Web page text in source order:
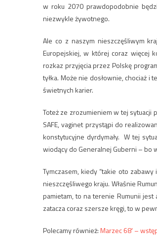
w roku 2070 prawdopodobnie
niezwykle żywotnego.
Ale co z naszym nieszczęśliwym
Europejskiej, w której coraz więcej
rozkaz przyjęcia przez Polskę
tyłka. Może nie dosłownie, chociaż i
świetnych karier.
Toteż ze zrozumieniem w tej sytuacji
SAFE, vaginet przystąpi do
konstytucyjne dyrdymały. W tej
wiodący do Generalnej Guberni – bo
Tymczasem, kiedy “takie oto
nieszczęśliwego kraju. Właśnie
pamietam, to na terenie Rumunii
zatacza coraz szersze kręgi, to w
Polecamy również:Marzec 68′ –